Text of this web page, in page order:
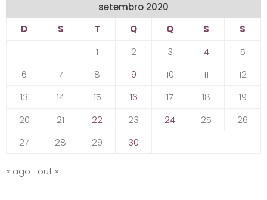
setembro 2020
D
S T Q Q S
S
1
2 3 4
5
6
7 8 9 10 11
12
13
14 15 16 17 18
19
20
21 22 23 24 25
26
27
28 29 30
« ago out »